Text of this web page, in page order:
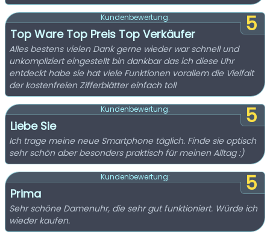
5
Kundenbewertung:
Top Ware Top Preis Top Verkäufer
Alles bestens vielen Dank gerne wieder war schnell und
unkompliziert eingestellt bin dankbar das ich diese Uhr
entdeckt habe sie hat viele Funktionen vorallem die Vielfalt
der kostenfreien Zifferblätter einfach toll
5
Kundenbewertung:
Liebe Sie
Ich trage meine neue Smartphone täglich. Finde sie optisch
sehr schön aber besonders praktisch für meinen Alltag :)
5
Kundenbewertung:
Prima
Sehr schöne Damenuhr, die sehr gut funktioniert. Würde ich
wieder kaufen.